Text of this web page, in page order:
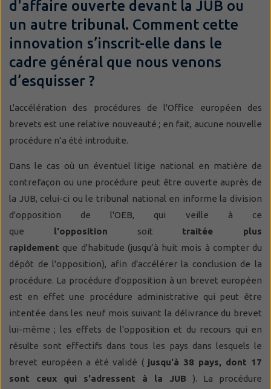
d'affaire ouverte devant la JUB ou
un autre tribunal. Comment cette
innovation s’inscrit-elle dans le
cadre général que nous venons
d’esquisser ?
L'accélération des procédures de l'Office européen des
brevets est une relative nouveauté ; en fait, aucune nouvelle
procédure n’a été introduite.
Dans le cas où un éventuel litige national en matière de
contrefaçon ou une procédure peut être ouverte auprès de
la JUB, celui-ci ou le tribunal national en informe la division
d'opposition de l'OEB, qui veille à ce
que l'opposition soit traitée plus
rapidement que d'habitude (jusqu’à huit mois à compter du
dépôt de l'opposition), afin d'accélérer la conclusion de la
procédure. La procédure d'opposition à un brevet européen
est en effet une procédure administrative qui peut être
intentée dans les neuf mois suivant la délivrance du brevet
lui-même ; les effets de l'opposition et du recours qui en
résulte sont effectifs dans tous les pays dans lesquels le
brevet européen a été validé ( jusqu'à 38 pays, dont 17
sont ceux qui s'adressent à la JUB ). La procédure